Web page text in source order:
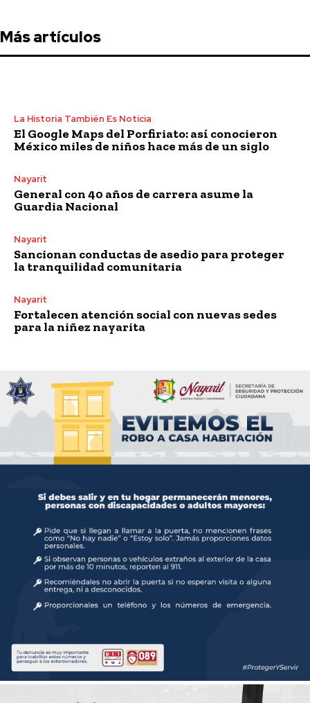
Más artículos
La Historia También Es Noticia
El Google Maps del Porfiriato: así conocieron
México miles de niños hace más de un siglo
Nayarit
General con 40 años de carrera asume la
Guardia Nacional
Nayarit
Sancionan conductas de asedio para proteger
la tranquilidad comunitaria
Nayarit
Fortalecen atención social con nuevas sedes
para la niñez nayarita